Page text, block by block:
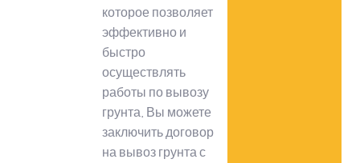
которое позволяет
эффективно и
быстро
осуществлять
работы по вывозу
грунта. Вы можете
заключить договор
на вывоз грунта с